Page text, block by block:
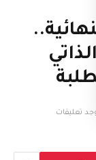
تعليقات